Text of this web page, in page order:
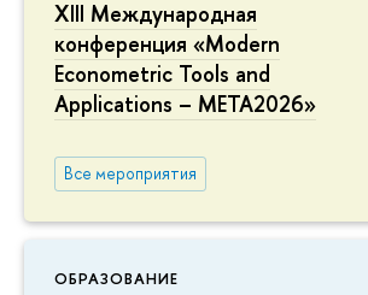
XIII Международная
конференция «Modern
Econometric Tools and
Applications – META2026»
Все мероприятия
ОБРАЗОВАНИЕ